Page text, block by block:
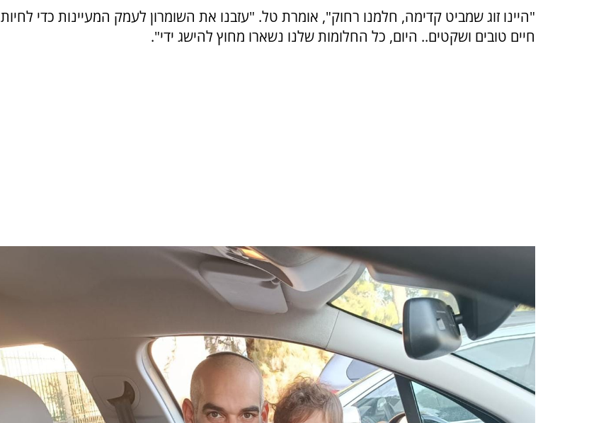
"היינו זוג שמביט קדימה, חלמנו רחוק", אומרת טל. "עזבנו את השומרון לעמק המעיינות כדי לחיות
חיים טובים ושקטים.. היום, כל החלומות שלנו נשארו מחוץ להישג ידי".